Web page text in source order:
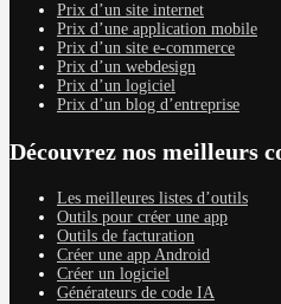
Prix d’un site internet
Prix d’une application mobile
Prix d’un site e-commerce
Prix d’un webdesign
Prix d’un logiciel
Prix d’un blog d’entreprise
Découvrez nos meilleurs
Les meilleures listes d’outils
Outils pour créer une app
Outils de facturation
Créer une app Android
Créer un logiciel
Générateurs de code IA